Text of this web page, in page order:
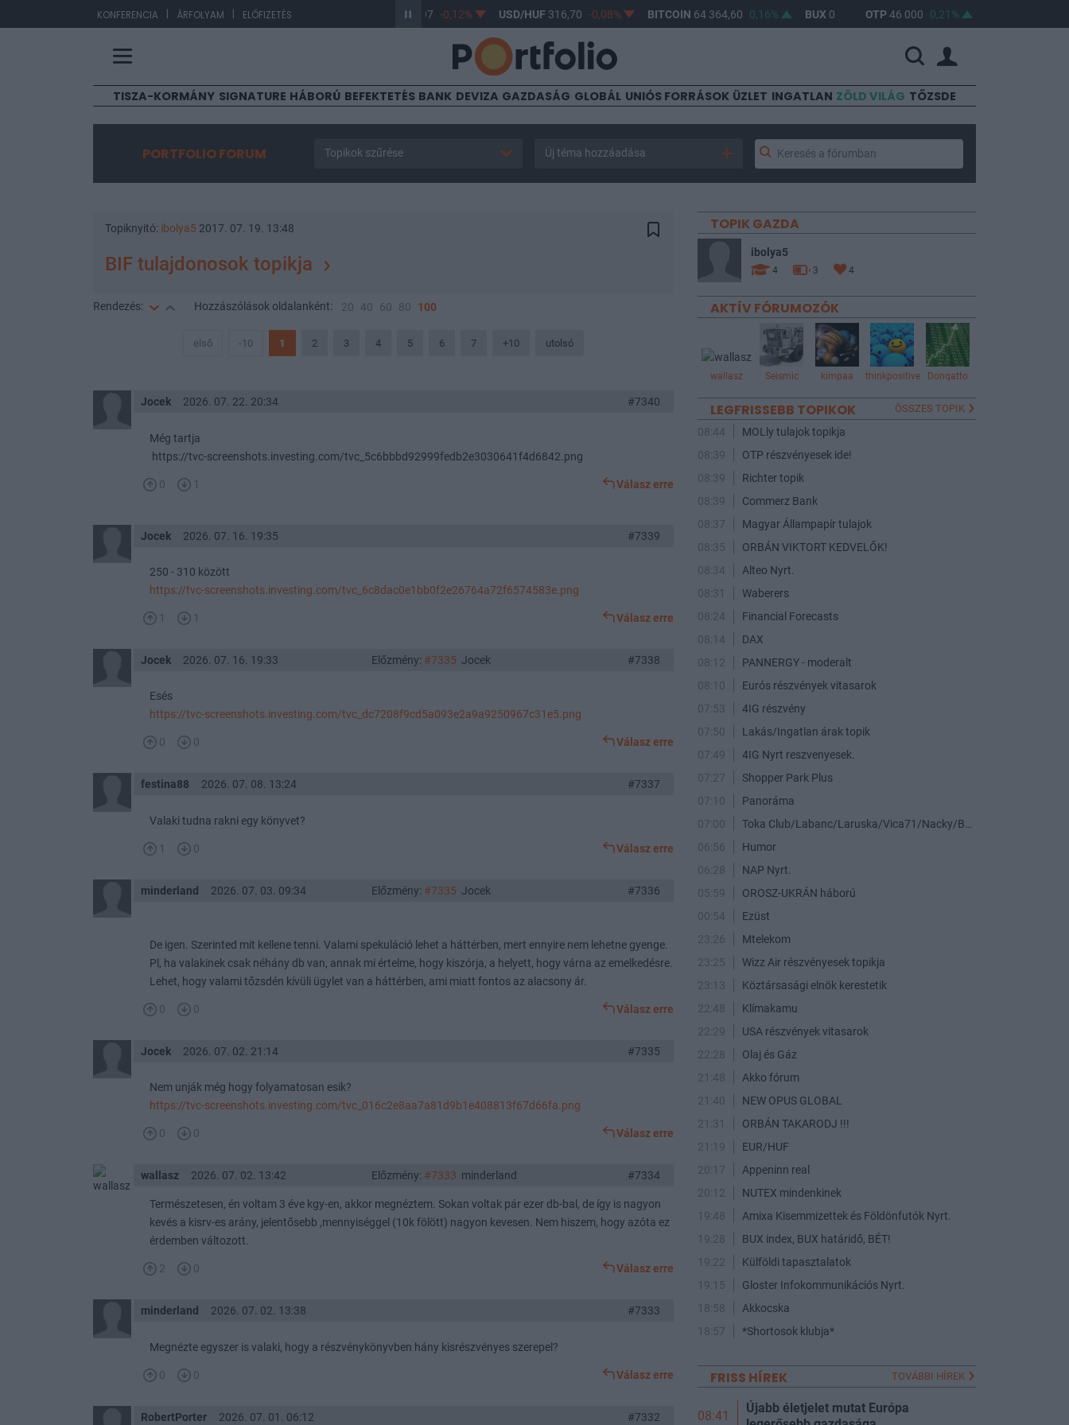
KONFERENCIA | ÁRFOLYAM | ELŐFIZETÉS 364,97 -0,12% USD/HUF 316,70 -0,08% BITCOIN 64 364,60 0,16% BUX 0 46 000 0,21% MOL
TISZA-KORMÁNY SIGNATURE HÁBORÚ BEFEKTETÉS BANK DEVIZA GAZDASÁG GLOBÁL UNIÓS FORRÁSOK ÜZLET INGATLAN ZÖLD VILÁG TŐZSDE
PORTFOLIO FORUM Topikok szűrése Új téma hozzáadása
Topiknyitó: ibolya5 2017. 07. 19. 13:48
BIF tulajdonosok topikja
Rendezés: Hozzászólások oldalanként: 20 40 60 80 100
első -10 1 2 3 4 5 6 7 +10 utolsó
Jocek 2026. 07. 22. 20:34 #7340
Még tartja
https://tvc-screenshots.investing.com/tvc_5c6bbbd92999fedb2e3030641f4d6842.png
0 1 Válasz erre
Jocek 2026. 07. 16. 19:35 #7339
250 - 310 között
https://tvc-screenshots.investing.com/tvc_6c8dac0e1bb0f2e26764a72f6574583e.png
1 1 Válasz erre
Jocek 2026. 07. 16. 19:33 Előzmény: #7335 Jocek #7338
Esés
https://tvc-screenshots.investing.com/tvc_dc7208f9cd5a093e2a9a9250967c31e5.png
0 0 Válasz erre
festina88 2026. 07. 08. 13:24 #7337
Valaki tudna rakni egy könyvet?
1 0 Válasz erre
minderland 2026. 07. 03. 09:34 Előzmény: #7335 Jocek #7336
De igen. Szerinted mit kellene tenni. Valami spekuláció lehet a háttérben, mert ennyire nem lehetne gyenge.
Pl, ha valakinek csak néhány db van, annak mi értelme, hogy kiszórja, a helyett, hogy várna az emelkedésre.
Lehet, hogy valami tőzsdén kívüli ügylet van a háttérben, ami miatt fontos az alacsony ár.
0 0 Válasz erre
Jocek 2026. 07. 02. 21:14 #7335
Nem unják még hogy folyamatosan esik?
https://tvc-screenshots.investing.com/tvc_016c2e8aa7a81d9b1e408813f67d66fa.png
0 0 Válasz erre
wallasz 2026. 07. 02. 13:42 Előzmény: #7333 minderland #7334
Természetesen, én voltam 3 éve kgy-en, akkor megnéztem. Sokan voltak pár ezer db-bal, de így is nagyon
kevés a kisrv-es arány, jelentősebb ,mennyiséggel (10k fölött) nagyon kevesen. Nem hiszem, hogy azóta ez
érdemben változott.
2 0 Válasz erre
minderland 2026. 07. 02. 13:38 #7333
Megnézte egyszer is valaki, hogy a részvénykönyvben hány kisrészvényes szerepel?
0 0 Válasz erre
RobertPorter 2026. 07. 01. 06:12 #7332
TOPIK GAZDA
ibolya5
4 3 4
AKTÍV FÓRUMOZÓK
wallasz Seismic kimpaa thinkpositive Donqatto
LEGFRISSEBB TOPIKOK ÖSSZES TOPIK
08:44
MOLly tulajok topikja
08:39
OTP részvényesek ide!
08:39
Richter topik
08:39
Commerz Bank
08:37
Magyar Állampapír tulajok
08:35
ORBÁN VIKTORT KEDVELŐK!
08:34
Alteo Nyrt.
08:31
Waberers
08:24
Financial Forecasts
08:14
DAX
08:12
PANNERGY - moderalt
08:10
Eurós részvények vitasarok
07:53
4IG részvény
07:50
Lakás/Ingatlan árak topik
07:49
4IG Nyrt reszvenyesek.
07:27
Shopper Park Plus
07:10
Panoráma
07:00
06:56
Humor
06:28
NAP Nyrt.
05:59
OROSZ-UKRÁN háború
00:54
Ezüst
23:26
Mtelekom
23:25
Wizz Air részvényesek topikja
23:13
Köztársasági elnök kerestetik
22:48
Klímakamu
22:29
USA részvények vitasarok
22:28
Olaj és Gáz
21:48
Akko fórum
21:40
NEW OPUS GLOBAL
21:31
ORBÁN TAKARODJ !!!
21:19
EUR/HUF
20:17
Appeninn real
20:12
NUTEX mindenkinek
19:48
Amixa Kisemmizettek és Földönfutók Nyrt.
19:28
BUX index, BUX határidő, BÉT!
19:22
Külföldi tapasztalatok
19:15
Gloster Infokommunikációs Nyrt.
18:58
Akkocska
18:57
*Shortosok klubja*
FRISS HÍREK TOVÁBBI HÍREK
08:41
Újabb életjelet mutat Európa